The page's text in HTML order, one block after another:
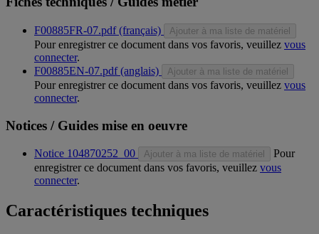
F00885FR-07.pdf (français) Ajouter à ma liste de matériel
Pour enregistrer ce document dans vos favoris, veuillez vous
connecter.
F00885EN-07.pdf (anglais)
Ajouter à ma liste de matériel
Pour enregistrer ce document dans vos favoris, veuillez vous
connecter.
Notices / Guides mise en oeuvre
Notice 104870252_00 Ajouter à ma liste de matériel
Pour
enregistrer ce document dans vos favoris, veuillez vous
connecter.
Caractéristiques techniques